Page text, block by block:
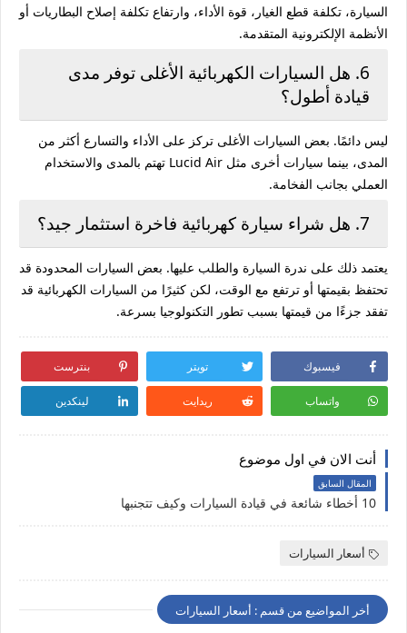
السيارة، تكلفة قطع الغيار، قوة الأداء، وارتفاع تكلفة إصلاح البطاريات أو
الأنظمة الإلكترونية المتقدمة.
6. هل السيارات الكهربائية الأغلى توفر مدى
قيادة أطول؟
ليس دائمًا. بعض السيارات الأغلى تركز على الأداء والتسارع أكثر من
المدى، بينما سيارات أخرى مثل Lucid Air تهتم بالمدى والاستخدام
العملي بجانب الفخامة.
7. هل شراء سيارة كهربائية فاخرة استثمار جيد؟
يعتمد ذلك على ندرة السيارة والطلب عليها. بعض السيارات المحدودة قد
تحتفظ بقيمتها أو ترتفع مع الوقت، لكن كثيرًا من السيارات الكهربائية قد
تفقد جزءًا من قيمتها بسبب تطور التكنولوجيا بسرعة.
فيسبوك تويتر بنترست
واتساب ريدايت لينكدين
أنت الان في اول موضوع
المقال السابق
10 أخطاء شائعة في قيادة السيارات وكيف تتجنبها
أسعار السيارات
أخر المواضيع من قسم : أسعار السيارات